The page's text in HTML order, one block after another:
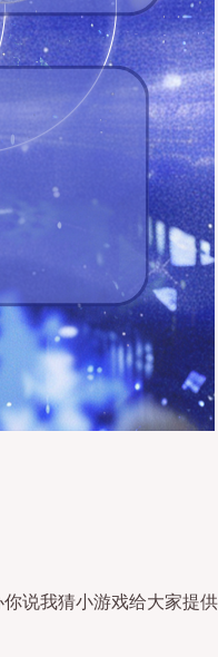
说我猜小游戏给大家提供